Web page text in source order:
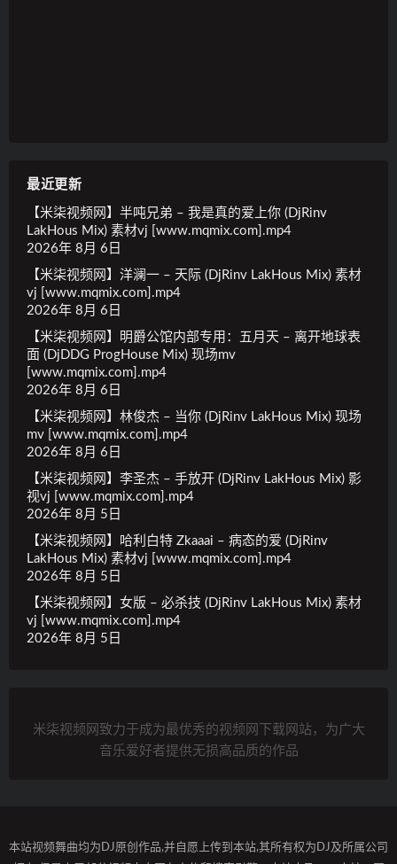
最近更新
【米柒视频网】半吨兄弟 – 我是真的爱上你 (DjRinv
LakHous Mix) 素材vj [www.mqmix.com].mp4
2026年 8月 6日
【米柒视频网】洋澜一 – 天际 (DjRinv LakHous Mix) 素材
vj [www.mqmix.com].mp4
2026年 8月 6日
【米柒视频网】明爵公馆内部专用：五月天 – 离开地球表
面 (DjDDG ProgHouse Mix) 现场mv
[www.mqmix.com].mp4
2026年 8月 6日
【米柒视频网】林俊杰 – 当你 (DjRinv LakHous Mix) 现场
mv [www.mqmix.com].mp4
2026年 8月 6日
【米柒视频网】李圣杰 – 手放开 (DjRinv LakHous Mix) 影
视vj [www.mqmix.com].mp4
2026年 8月 5日
【米柒视频网】哈利白特 Zkaaai – 病态的爱 (DjRinv
LakHous Mix) 素材vj [www.mqmix.com].mp4
2026年 8月 5日
【米柒视频网】女版 – 必杀技 (DjRinv LakHous Mix) 素材
vj [www.mqmix.com].mp4
2026年 8月 5日
米柒视频网致力于成为最优秀的视频网下载网站，为广大
音乐爱好者提供无损高品质的作品
本站视频舞曲均为DJ原创作品,并自愿上传到本站,其所有权为DJ及所属公司